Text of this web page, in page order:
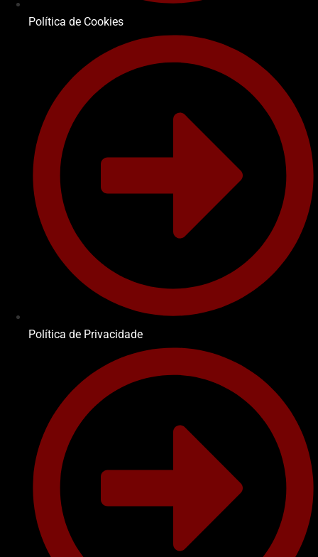
Política de Cookies
Política de Privacidade